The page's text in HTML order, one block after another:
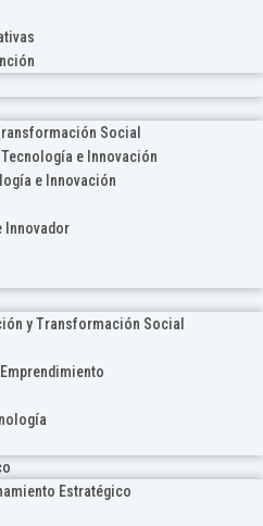
Social
e Innovación
e Innovación
Innovador
y Transformación Social
Estratégico